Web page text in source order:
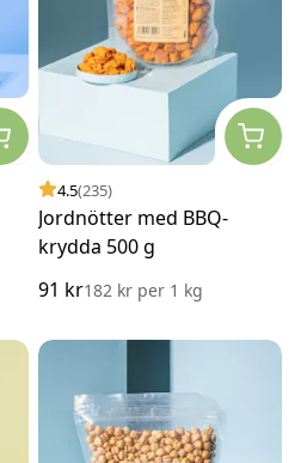
4.5(235)
Jordnötter med BBQ-
krydda 500 g
91 kr182 kr per 1 kg